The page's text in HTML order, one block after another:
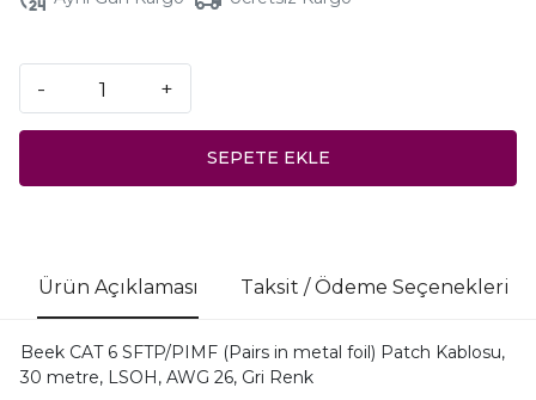
- +
SEPETE EKLE
Ürün Açıklaması Taksit / Ödeme Seçenekleri
Beek CAT 6 SFTP/PIMF (Pairs in metal foil) Patch Kablosu,
30 metre, LSOH, AWG 26, Gri Renk